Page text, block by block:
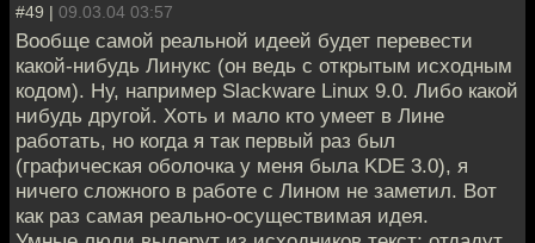
#49 | 09.03.04 03:57
Вообще самой реальной идеей будет перевести
какой-нибудь Линукс (он ведь с открытым исходным
кодом). Ну, например Slackware Linux 9.0. Либо какой
нибудь другой. Хоть и мало кто умеет в Лине
работать, но когда я так первый раз был
(графическая оболочка у меня была KDE 3.0), я
ничего сложного в работе с Лином не заметил. Вот
как раз самая реально-осуществимая идея.